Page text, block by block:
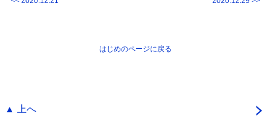
はじめのページに戻る
▲ 上へ